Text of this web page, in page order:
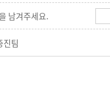
남겨주세요.
진팀